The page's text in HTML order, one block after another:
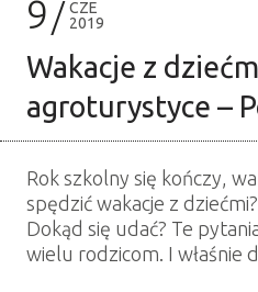
9
CZE
2019
Wakacje z
agroturystyce –
Rok szkolny się kończy,
spędzić wakacje z
Dokąd się udać? Te
wielu rodzicom. I właśnie